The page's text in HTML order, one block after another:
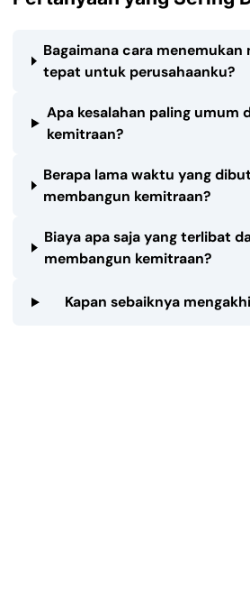
Bagaimana cara menemukan
tepat untuk perusahaanku?
Apa kesalahan paling umum
kemitraan?
Berapa lama waktu yang
membangun kemitraan?
Biaya apa saja yang terlibat
membangun kemitraan?
Kapan sebaiknya